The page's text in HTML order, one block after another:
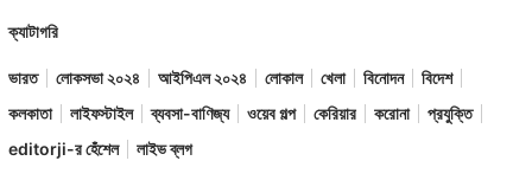
ক্যাটাগরি
ভারত লোকসভা ২০২৪ আইপিএল ২০২৪ লোকাল খেলা বিনোদন
বিদেশ
কলকাতা
লাইফস্টাইল ব্যবসা-বাণিজ্য ওয়েব গল্প কেরিয়ার করোনা
প্রযুক্তি
editorji-র হেঁশেল
লাইভ ব্লগ